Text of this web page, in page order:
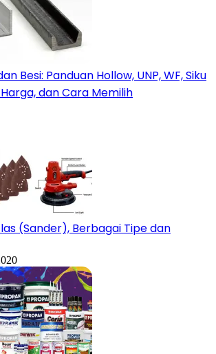
Besi: Panduan Hollow, UNP, WF, Siku
dan Cara Memilih
(Sander), Berbagai Tipe dan